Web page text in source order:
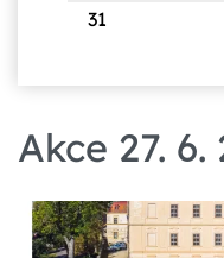
31
Akce 27. 6.